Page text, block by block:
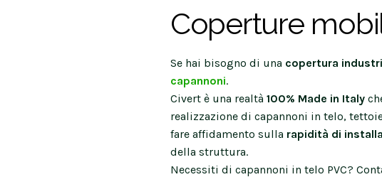
Coperture
Se hai bisogno di una copertura
capannoni.
Civert è una realtà 100% Made in Italy
realizzazione di capannoni in telo,
fare affidamento sulla rapidità di
della struttura.
Necessiti di capannoni in telo PVC?